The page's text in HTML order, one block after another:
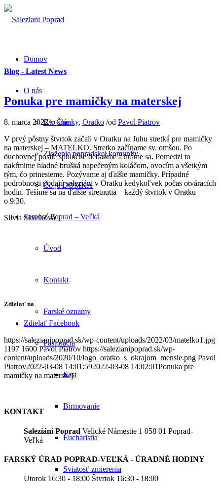
Domov
O nás
Kto sme
Zloženie popradskej komunity
Čo je DOMKA
Farnosť Poprad – Veľká
Úvod
Kontakt
Farské oznamy
Pastorácia
Krst
Birmovanie
Eucharistia
Sviatosť zmierenia
Blog - Latest News
Ponuka pre mamičky na materskej
8. marca 2022/vČlánky, Oratko /od Pavol Piatrov
V prvý pôstny štvrtok začali v Oratku na Juhu stretká pre mamičky
na materskej – MATELKO. Stretko začíname sv. omšou. Po
duchovnej posile spoločne debatíme a hráme sa. Pomedzi to
nakŕmime hladné brušká napečeným koláčom, ovocím a všetkým
tým, čo prinesieme. Pozývame aj ďalšie mamičky. Prípadné
podrobnosti podajú saleziáni v Oratku kedykoľvek počas otváracích
hodín. Tešíme sa na ďalšie stretnutia – každý štvrtok v Oratku
o 9:30.
Silvia Slovíková
Zdielať na
Zdielať Facebook
https://salezianipoprad.sk/wp-content/uploads/2022/03/matelko1.jpg
1197 1600 Pavol Piatrov https://salezianipoprad.sk/wp-
content/uploads/2020/10/logo_oratko_s_okrajom_mensie.png Pavol
Piatrov2022-03-08 14:01:592022-03-08 14:02:01Ponuka pre
mamičky na materskej
KONTAKT
Saleziáni Poprad Velické Námestie 1 058 01 Poprad-
Veľká
FARSKÝ ÚRAD POPRAD-VEĽKÁ - ÚRADNÉ HODINY
Utorok 16:30 - 18:00 Štvrtok 16:30 - 18:00